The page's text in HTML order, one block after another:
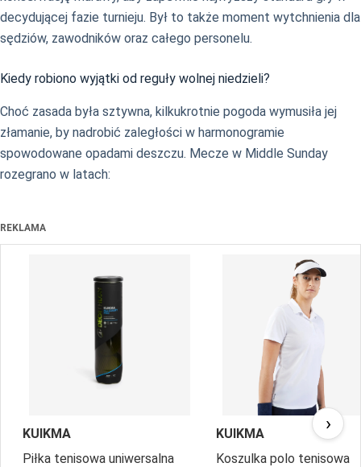
decydującej fazie turnieju. Był to także moment wytchnienia dla
sędziów, zawodników oraz całego personelu.
Kiedy robiono wyjątki od reguły wolnej niedzieli?
Choć zasada była sztywna, kilkukrotnie pogoda wymusiła jej
złamanie, by nadrobić zaległości w harmonogramie
spowodowane opadami deszczu. Mecze w Middle Sunday
rozegrano w latach:
REKLAMA
KUIKMA
Piłka tenisowa uniwersalna
KUIKMA
Koszulka polo tenisowa
›